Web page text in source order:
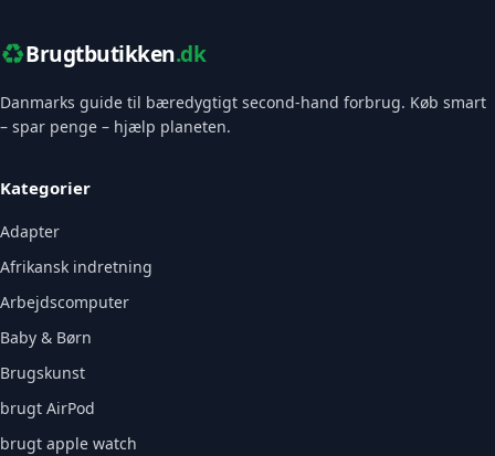
♻️Brugtbutikken.dk
Danmarks guide til bæredygtigt second-hand forbrug. Køb smart
– spar penge – hjælp planeten.
Kategorier
Adapter
Afrikansk indretning
Arbejdscomputer
Baby & Børn
Brugskunst
brugt AirPod
brugt apple watch